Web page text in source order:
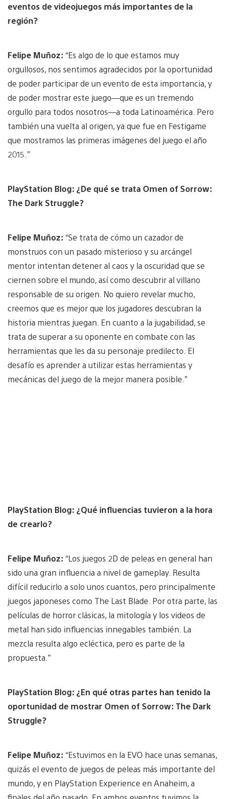
eventos de videojuegos más importantes de la
región?
Felipe Muñoz: “Es algo de lo que estamos muy
orgullosos, nos sentimos agradecidos por la oportunidad
de poder participar de un evento de esta importancia, y
de poder mostrar este juego—que es un tremendo
orgullo para todos nosotros—a toda Latinoamérica. Pero
también una vuelta al origen, ya que fue en Festigame
que mostramos las primeras imágenes del juego el año
2015.”
PlayStation Blog: ¿De qué se trata Omen of Sorrow:
The Dark Struggle?
Felipe Muñoz: “Se trata de cómo un cazador de
monstruos con un pasado misterioso y su arcángel
mentor intentan detener al caos y la oscuridad que se
ciernen sobre el mundo, así como descubrir al villano
responsable de su origen. No quiero revelar mucho,
creemos que es mejor que los jugadores descubran la
historia mientras juegan. En cuanto a la jugabilidad, se
trata de superar a su oponente en combate con las
herramientas que les da su personaje predilecto. El
desafío es aprender a utilizar estas herramientas y
mecánicas del juego de la mejor manera posible.”
PlayStation Blog: ¿Qué influencias tuvieron a la hora
de crearlo?
Felipe Muñoz: “Los juegos 2D de peleas en general han
sido una gran influencia a nivel de gameplay. Resulta
difícil reducirlo a solo unos cuantos, pero principalmente
juegos japoneses como The Last Blade. Por otra parte, las
películas de horror clásicas, la mitología y los videos de
metal han sido influencias innegables también. La
mezcla resulta algo ecléctica, pero es parte de la
propuesta.”
PlayStation Blog: ¿En qué otras partes han tenido la
oportunidad de mostrar Omen of Sorrow: The Dark
Struggle?
Felipe Muñoz: “Estuvimos en la EVO hace unas semanas,
quizás el evento de juegos de peleas más importante del
mundo, y en PlayStation Experience en Anaheim, a